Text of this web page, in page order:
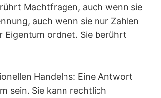
Machtfragen, auch wenn sie
auch wenn sie nur Zahlen
Eigentum ordnet. Sie berührt
Handelns: Eine Antwort
sein. Sie kann rechtlich